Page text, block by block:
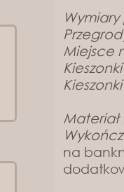
Wymiary
Miejsce
Kieszonki
Materiał
na